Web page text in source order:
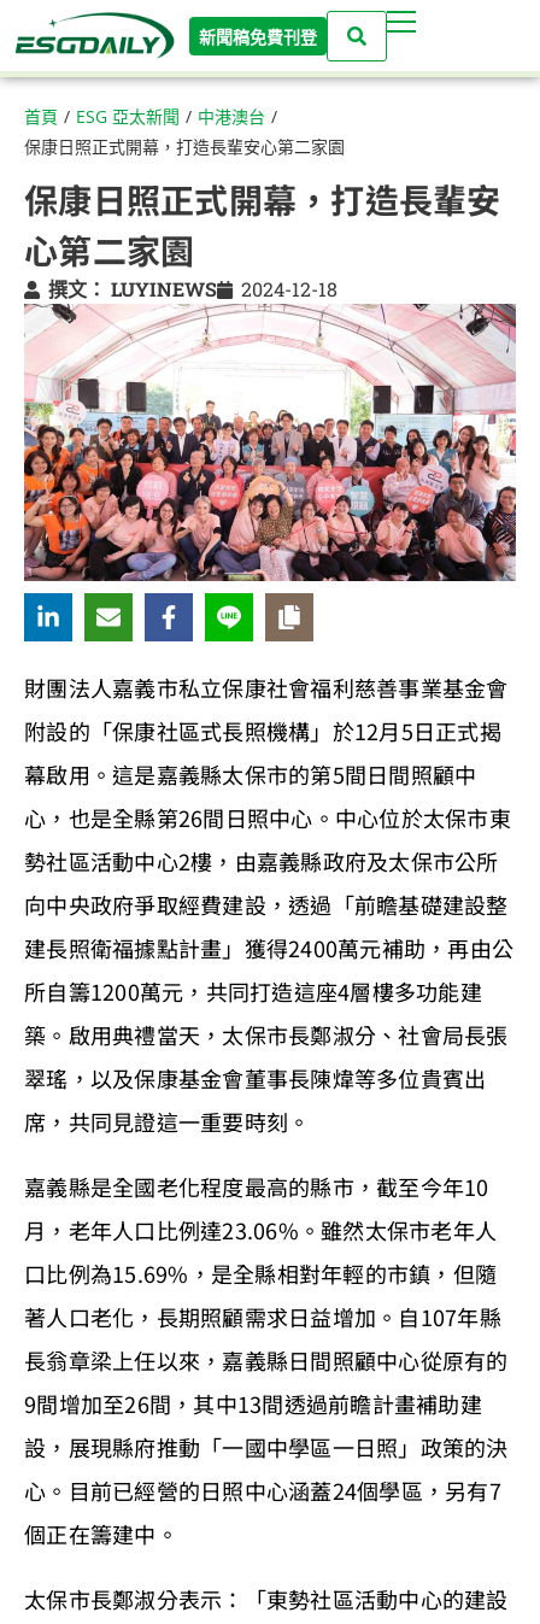
新聞稿免費刊登
首頁 / ESG 亞太新聞 / 中港澳台 /
保康日照正式開幕，打造長輩安心第二家園
保康日照正式開幕，打造長輩安
心第二家園
撰文： LUYINEWS 2024-12-18
財團法人嘉義市私立保康社會福利慈善事業基金會
附設的「保康社區式長照機構」於12月5日正式揭
幕啟用。這是嘉義縣太保市的第5間日間照顧中
心，也是全縣第26間日照中心。中心位於太保市東
勢社區活動中心2樓，由嘉義縣政府及太保市公所
向中央政府爭取經費建設，透過「前瞻基礎建設整
建長照衛福據點計畫」獲得2400萬元補助，再由公
所自籌1200萬元，共同打造這座4層樓多功能建
築。啟用典禮當天，太保市長鄭淑分、社會局長張
翠瑤，以及保康基金會董事長陳煒等多位貴賓出
席，共同見證這一重要時刻。
嘉義縣是全國老化程度最高的縣市，截至今年10
月，老年人口比例達23.06%。雖然太保市老年人
口比例為15.69%，是全縣相對年輕的市鎮，但隨
著人口老化，長期照顧需求日益增加。自107年縣
長翁章梁上任以來，嘉義縣日間照顧中心從原有的
9間增加至26間，其中13間透過前瞻計畫補助建
設，展現縣府推動「一國中學區一日照」政策的決
心。目前已經營的日照中心涵蓋24個學區，另有7
個正在籌建中。
太保市長鄭淑分表示：「東勢社區活動中心的建設